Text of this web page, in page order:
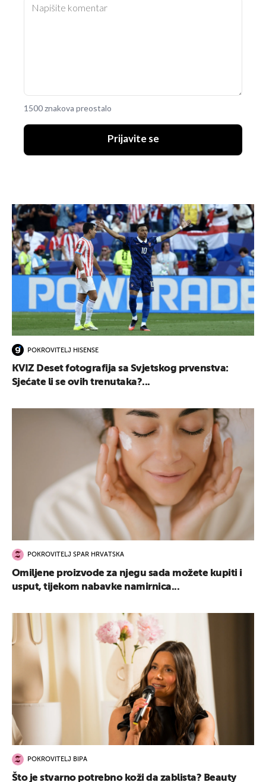
1500 znakova preostalo
Prijavite se
POKROVITELJ HISENSE
KVIZ Deset fotografija sa Svjetskog prvenstva:
Sjećate li se ovih trenutaka?...
POKROVITELJ SPAR HRVATSKA
Omiljene proizvode za njegu sada možete kupiti i
usput, tijekom nabavke namirnica...
POKROVITELJ BIPA
Što je stvarno potrebno koži da zablista? Beauty